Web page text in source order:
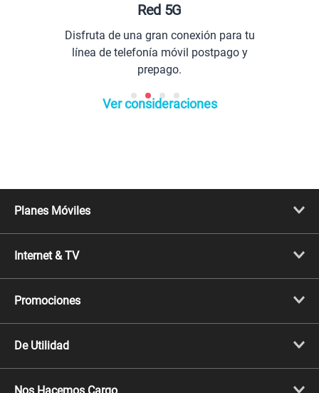
Red 5G
Disfruta de una gran conexión para tu
línea de telefonía móvil postpago y
prepago.
Ver consideraciones
Planes Móviles
Línea Nueva
Línea Adicional
Migración
Internet & TV
Internet + TV
Mejora tu plan
Promociones
Celulares iPhone
Celulares Samsung
Celulares Motorola
De Utilidad
Llamada por llamada
Nos Hacemos Cargo